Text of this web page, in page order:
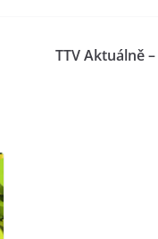
TTV Aktuálně